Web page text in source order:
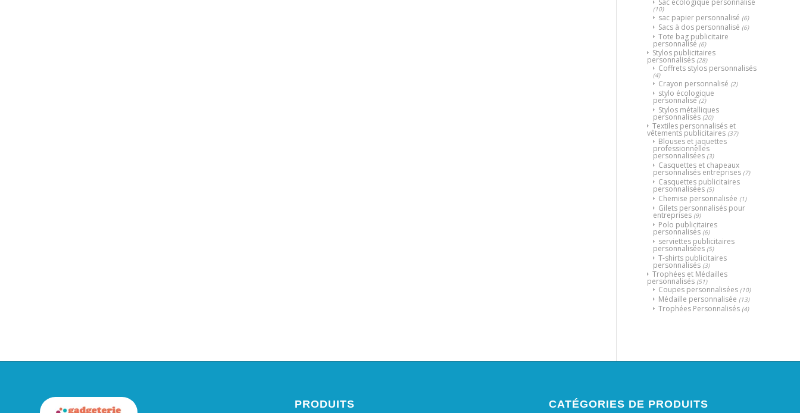
Sac écologique personnalisé
(10)
sac papier personnalisé (6)
Sacs à dos personnalisé (6)
Tote bag publicitaire
personnalisé (6)
Stylos publicitaires
personnalisés (28)
Coffrets stylos personnalisés
(4)
Crayon personnalisé (2)
stylo écologique
personnalisé (2)
Stylos métalliques
personnalisés (20)
Textiles personnalisés et
vêtements publicitaires (37)
Blouses et jaquettes
professionnelles
personnalisées (3)
Casquettes et chapeaux
personnalisés entreprises (7)
Casquettes publicitaires
personnalisées (5)
Chemise personnalisée (1)
Gilets personnalisés pour
entreprises (9)
Polo publicitaires
personnalisés (6)
serviettes publicitaires
personnalisées (5)
T-shirts publicitaires
personnalisés (3)
Trophées et Médailles
personnalisés (51)
Coupes personnalisées (10)
Médaille personnalisée (13)
Trophées Personnalisés (4)
PRODUITS CATÉGORIES DE PRODUITS